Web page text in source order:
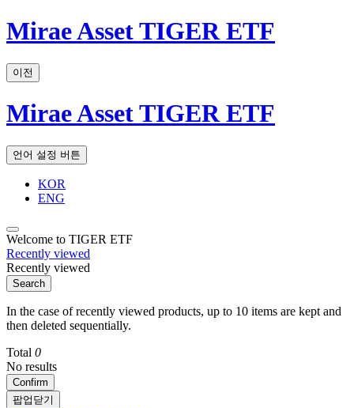
Mirae Asset TIGER ETF
이전
Mirae Asset TIGER ETF
언어 설정 버튼
KOR
ENG
Welcome to TIGER ETF
Recently viewed
Recently viewed
Search
In the case of recently viewed products, up to 10 items are kept and
then deleted sequentially.
Total 0
No results
Confirm
팝업닫기